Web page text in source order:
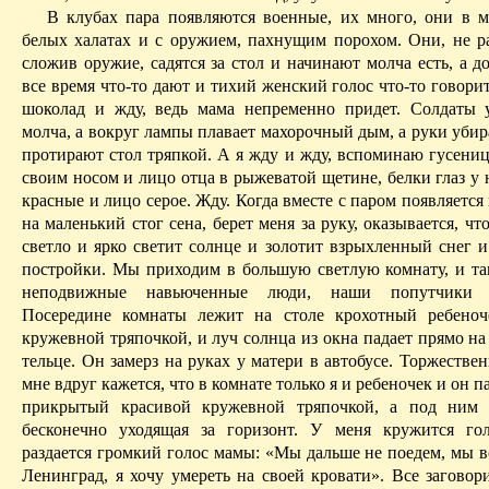
В клубах пара появляются военные, их много, они в
белых халатах и с оружием, пахнущим порохом. Они, не
сложив оружие, садятся за стол и начинают молча есть, а
все время что-то дают и тихий женский голос что-то
шоколад и жду, ведь мама непременно придет. Солдаты
молча, а вокруг лампы плавает махорочный дым, а руки
протирают стол тряпкой. А я жду и жду, вспоминаю
своим носом и лицо отца в рыжеватой щетине, белки глаз у
красные и лицо серое. Жду. Когда вместе с паром
на маленький стог сена, берет меня за руку, оказывается,
светло и ярко светит солнце и золотит взрыхленный снег
постройки. Мы приходим в большую светлуюкомнату, и
неподвижные навьюченные люди, наши попутчики
Посередине комнаты лежит на столе крохотный
кружевной тряпочкой, и луч солнца из окна падает прямо на
тельце. Он замерз на руках у матери в автобусе.
мне вдруг кажется, что в комнате только я и ребеночек и он
прикрытый красивой кружевной тряпочкой, а под ним
бесконечно уходящая за горизонт. У меня кружится
раздается громкий голос мамы: «Мы дальше не поедем, мы
Ленинград, я хочу умереть на своей кровати». Все